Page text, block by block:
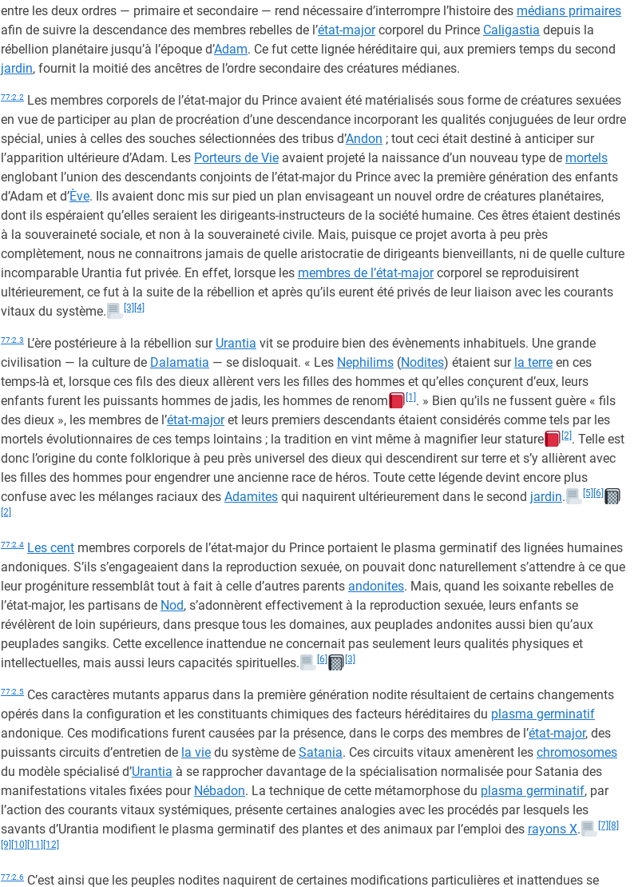
entre les deux ordres — primaire et secondaire — rend nécessaire d’interrompre l’histoire des médians primaires
afin de suivre la descendance des membres rebelles de l’état-majorcorporel du Prince Caligastia depuis la
rébellion planétaire jusqu’à l’époque d’Adam. Ce fut cette lignée héréditaire qui, aux premiers temps du second
jardin, fournit la moitié des ancêtres de l’ordre secondaire des créatures médianes.
77:2.2 Les membres corporels de l’état-major du Prince avaient été matérialisés sous forme de créatures sexuées
en vue de participer au plan de procréation d’une descendance incorporant les qualités conjuguées de leur ordre
spécial, unies à celles des souches sélectionnées des tribus d’Andon ; tout ceci était destiné à anticiper sur
l’apparition ultérieure d’Adam. Les Porteurs de Vie avaient projeté la naissance d’un nouveau type de mortels
englobant l’union des descendants conjoints de l’état-major du Prince avec la première génération des enfants
d’Adam et d’Ève. Ils avaient donc mis sur pied un plan envisageant un nouvel ordre de créatures planétaires,
dont ils espéraient qu’elles seraient les dirigeants-instructeurs de la société humaine. Ces êtres étaient destinés
à la souveraineté sociale, et non à la souveraineté civile. Mais, puisque ce projet avorta à peu près
complètement, nous ne connaitrons jamais de quelle aristocratie de dirigeants bienveillants, ni de quelle culture
incomparable Urantia fut privée. En effet, lorsque les membres de l’état-majorcorporel se reproduisirent
ultérieurement, ce fut à la suite de la rébellion et après qu’ils eurent été privés de leur liaison avec les courants
vitaux du système.
[3] [4]
77:2.3 L’ère postérieure à la rébellion sur Urantia vit se produire bien des évènements inhabituels. Une grande
civilisation — la culture de Dalamatia — se disloquait. « Les Nephilims (Nodites) étaient sur la terre en ces
temps-là et, lorsque ces fils des dieux allèrent vers les filles des hommes et qu’elles conçurent d’eux, leurs
enfants furent les puissants hommes de jadis, les hommes de renom
[1] . » Bien qu’ils ne fussent guère « fils
des dieux », les membres de l’état-majoret leurs premiers descendants étaient considérés comme tels par les
mortels évolutionnaires de ces temps lointains ; la tradition en vint même à magnifier leur stature
[2] . Telle est
donc l’origine du conte folklorique à peu près universel des dieux qui descendirent sur terre et s’y allièrent avec
les filles des hommes pour engendrer une ancienne race de héros. Toute cette légende devint encore plus
confuse avec les mélanges raciaux des Adamites qui naquirent ultérieurement dans le second jardin. [5] [6]
[2]
77:2.4 Les cent membres corporels de l’état-major du Prince portaient le plasma germinatif des lignées humaines
andoniques. S’ils s’engageaient dans la reproduction sexuée, on pouvait donc naturellement s’attendre à ce que
leur progéniture ressemblât tout à fait à celle d’autres parents andonites. Mais, quand les soixante rebelles de
l’état-major, les partisans de Nod, s’adonnèrent effectivement à la reproduction sexuée, leurs enfants se
révélèrent de loin supérieurs, dans presque tous les domaines, aux peuplades andonites aussi bien qu’aux
peuplades sangiks. Cette excellence inattendue ne concernait pas seulement leurs qualités physiques et
intellectuelles, mais aussi leurs capacités spirituelles.
[6] [3]
77:2.5 Ces caractères mutants apparus dans la première génération nodite résultaient de certains changements
opérés dans la configuration et les constituants chimiques des facteurs héréditaires du plasma germinatif
andonique. Ces modifications furent causées par la présence, dans le corps des membres de l’état-major, des
puissants circuits d’entretien de la vie du système de Satania. Ces circuits vitaux amenèrent les chromosomes
du modèle spécialisé d’Urantia à se rapprocher davantage de la spécialisation normalisée pour Satania des
manifestations vitales fixées pour Nébadon. La technique de cette métamorphose du plasma germinatif, par
l’action des courants vitaux systémiques, présente certaines analogies avec les procédés par lesquels les
savants d’Urantia modifient le plasma germinatif des plantes et des animaux par l’emploi des rayons X. [7] [8]
[9] [10] [11] [12]
77:2.6 C’est ainsi que les peuples nodites naquirent de certaines modifications particulières et inattendues se